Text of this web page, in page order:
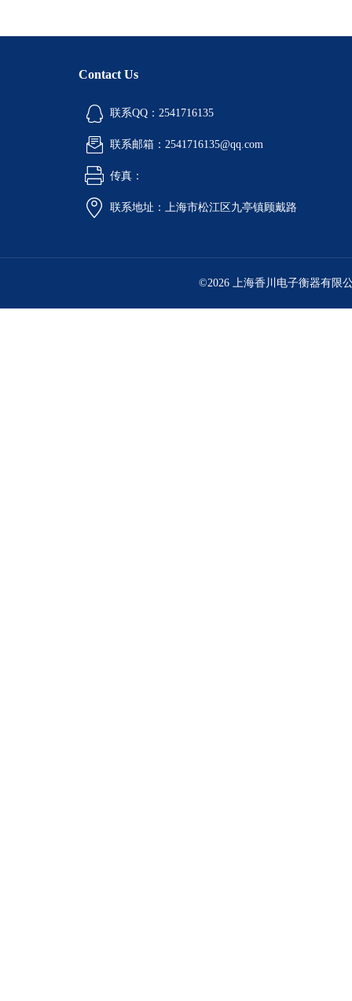
Contact Us
联系QQ：2541716135
联系邮箱：2541716135@qq.com
传真：
联系地址：上海市松江区九亭镇顾戴路
©2026 上海香川电子衡器有限